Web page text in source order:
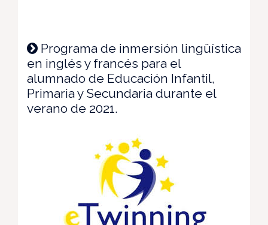
Programa de inmersión lingüística
en inglés y francés para el
alumnado de Educación Infantil,
Primaria y Secundaria durante el
verano de 2021.